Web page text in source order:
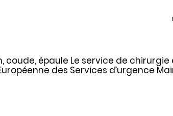
coude, épaule Le service de
des Services d’urgence